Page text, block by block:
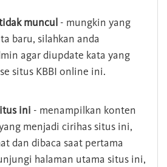
muncul - mungkin yang
baru, silahkan anda
agar diupdate kata yang
situs KBBI online ini.
ini - menampilkan konten
menjadi cirihas situs ini,
dan dibaca saat pertama
halaman utama situs ini,